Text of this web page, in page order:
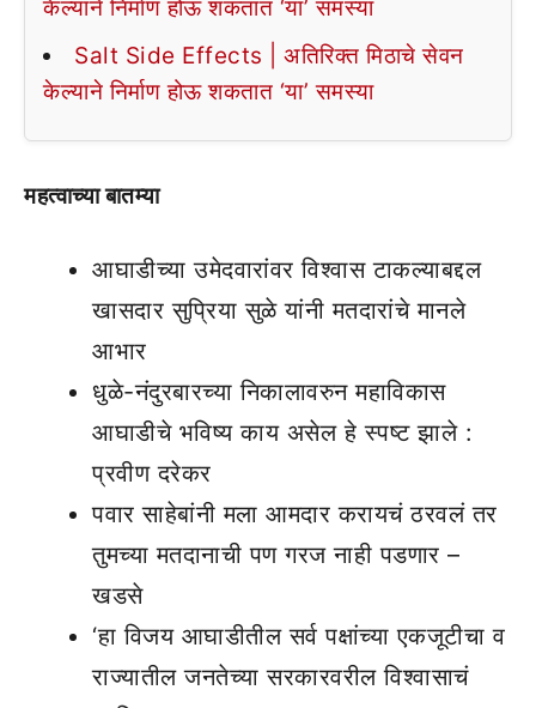
केल्याने निर्माण होऊ शकतात ‘या’ समस्या
Salt Side Effects | अतिरिक्त मिठाचे सेवन
केल्याने निर्माण होऊ शकतात ‘या’ समस्या
महत्वाच्या बातम्या
आघाडीच्या उमेदवारांवर विश्वास टाकल्याबद्दल
खासदार सुप्रिया सुळे यांनी मतदारांचे मानले
आभार
धुळे-नंदुरबारच्या निकालावरुन महाविकास
आघाडीचे भविष्य काय असेल हे स्पष्ट झाले :
प्रवीण दरेकर
पवार साहेबांनी मला आमदार करायचं ठरवलं तर
तुमच्या मतदानाची पण गरज नाही पडणार –
खडसे
‘हा विजय आघाडीतील सर्व पक्षांच्या एकजूटीचा व
राज्यातील जनतेच्या सरकारवरील विश्वासाचं